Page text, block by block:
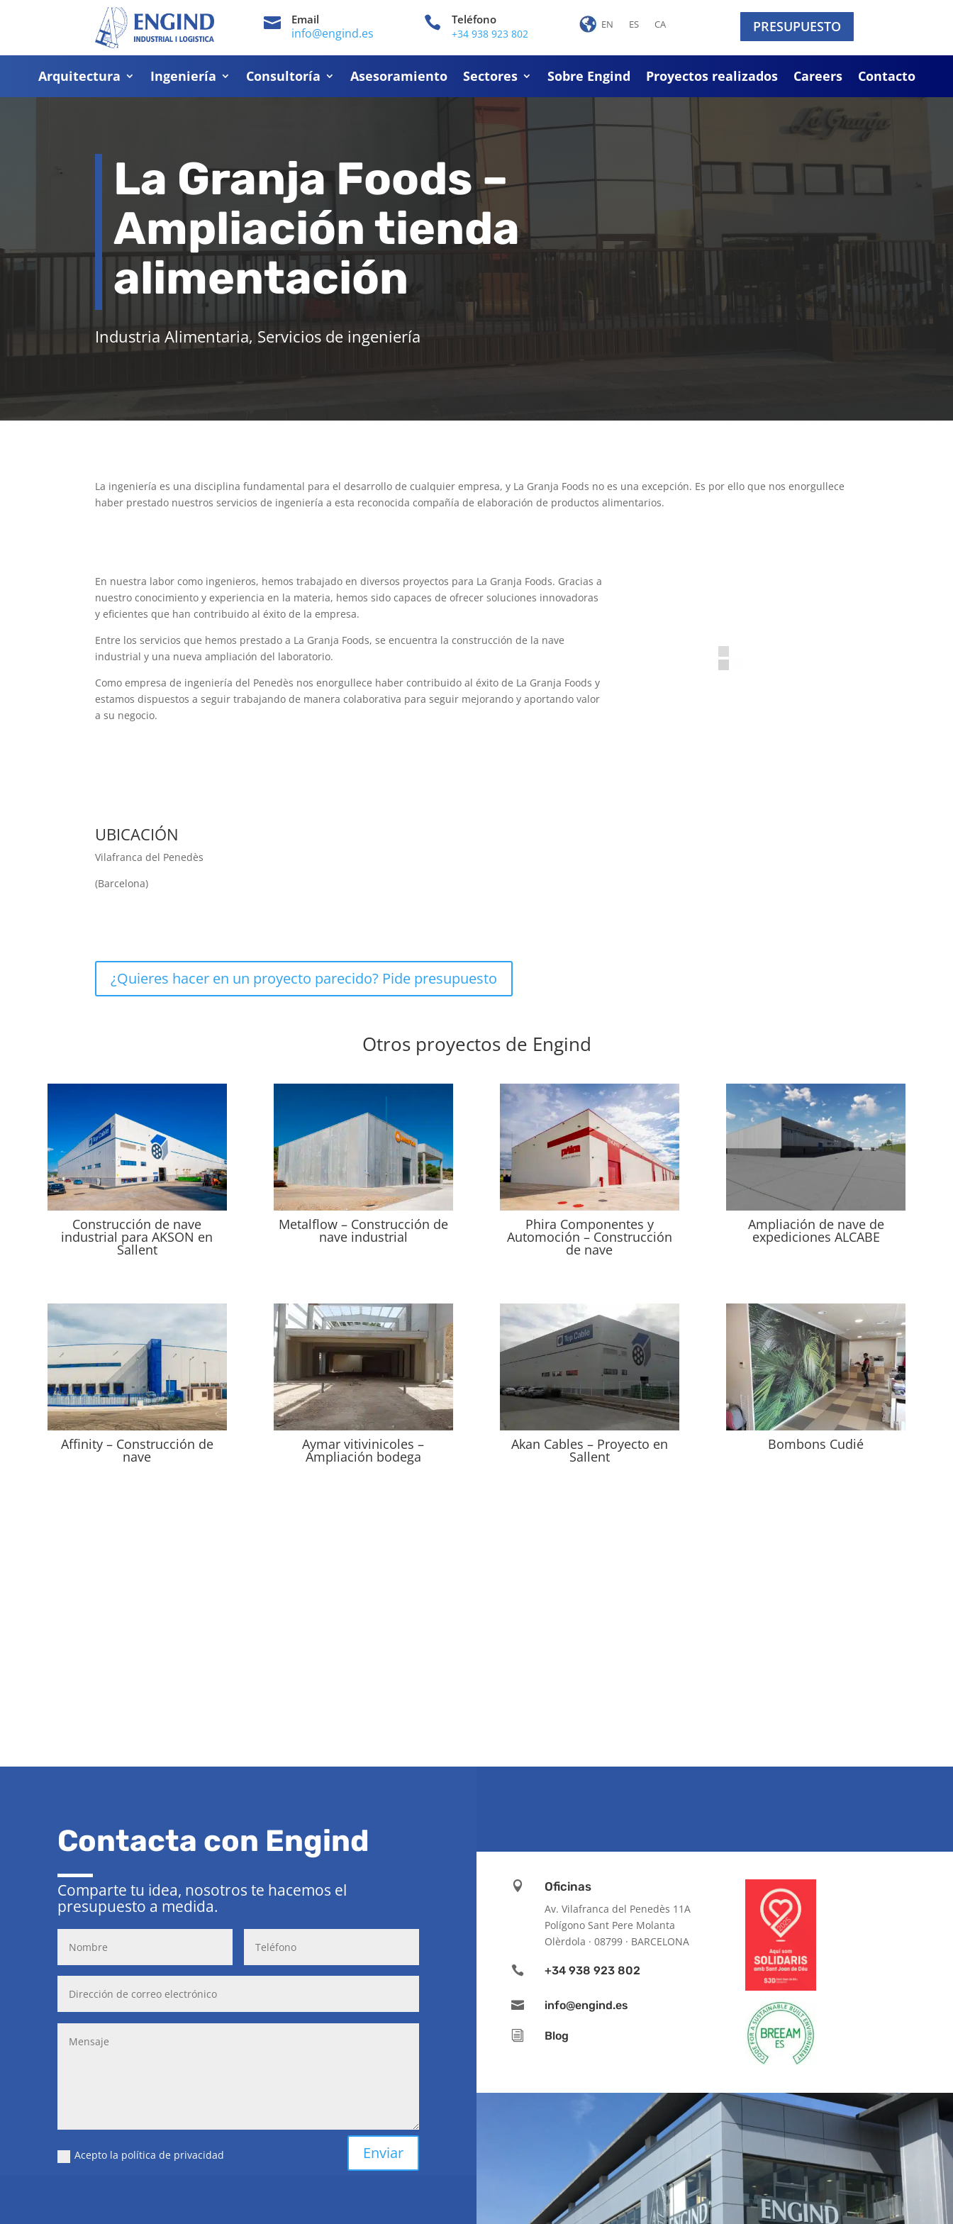
 Email
info@engind.es
 Teléfono
+34 938 923 802
EN ES CA PRESUPUESTO
Arquitectura Ingeniería Consultoría Asesoramiento Sectores Sobre Engind Proyectos realizados Careers Contacto
La Granja Foods –
Ampliación tienda
alimentación
Industria Alimentaria, Servicios de ingeniería
La ingeniería es una disciplina fundamental para el desarrollo de cualquier empresa, y La Granja Foods no es una excepción. Es por ello que nos enorgullece
haber prestado nuestros servicios de ingeniería a esta reconocida compañía de elaboración de productos alimentarios.
En nuestra labor como ingenieros, hemos trabajado en diversos proyectos para La Granja Foods. Gracias a
nuestro conocimiento y experiencia en la materia, hemos sido capaces de ofrecer soluciones innovadoras
y eficientes que han contribuido al éxito de la empresa.
Entre los servicios que hemos prestado a La Granja Foods, se encuentra la construcción de la nave
industrial y una nueva ampliación del laboratorio.
Como empresa de ingeniería del Penedès nos enorgullece haber contribuido al éxito de La Granja Foods y
estamos dispuestos a seguir trabajando de manera colaborativa para seguir mejorando y aportando valor
a su negocio.
UBICACIÓN
Vilafranca del Penedès
(Barcelona)
¿Quieres hacer en un proyecto parecido? Pide presupuesto
Otros proyectos de Engind
Construcción de nave
industrial para AKSON en
Sallent
Metalflow – Construcción de
nave industrial
Phira Componentes y
Automoción – Construcción
de nave
Ampliación de nave de
expediciones ALCABE
Affinity – Construcción de
nave
Aymar vitivinicoles –
Ampliación bodega
Akan Cables – Proyecto en
Sallent
Bombons Cudié
Contacta con Engind
Comparte tu idea, nosotros te hacemos el
presupuesto a medida.
Acepto la política de privacidad Enviar
 Oficinas
Av. Vilafranca del Penedès 11A
Polígono Sant Pere Molanta
Olèrdola · 08799 · BARCELONA
 +34 938 923 802
 info@engind.es
i Blog